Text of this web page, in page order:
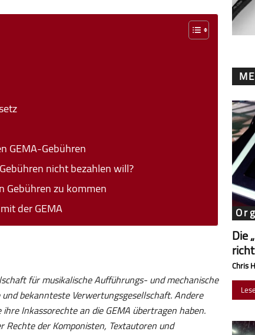
GEMA-Gebühren
nicht bezahlen will?
Gebühren zu kommen
der GEMA
für musikalische Aufführungs- und mechanische
bekannteste Verwertungsgesellschaft. Andere
ihre Inkassorechte an die GEMA übertragen haben.
Rechte der Komponisten, Textautoren und
Die
Chris